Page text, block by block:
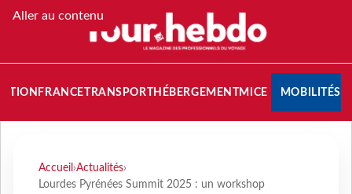
Aller au contenu
FRANCETRANSPORT HÉBERGEMENTMICE MOBILITÉS
Accueil ›Actualités›
Lourdes Pyrénées Summit 2025 : un workshop